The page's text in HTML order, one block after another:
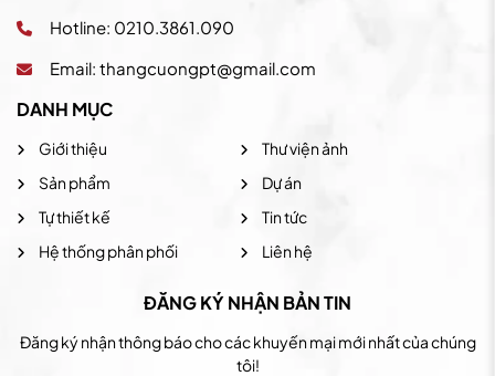
Hotline: 0210.3861.090
Email: thangcuongpt@gmail.com
DANH MỤC
Giới thiệu
Sản phẩm
Tự thiết kế
Hệ thống phân phối
Thư viện ảnh
Dự án
Tin tức
Liên hệ
ĐĂNG KÝ NHẬN BẢN TIN
Đăng ký nhận thông báo cho các khuyến mại mới nhất của chúng
tôi!